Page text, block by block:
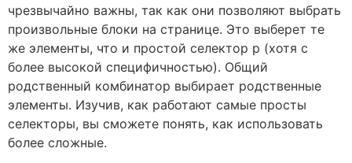
чрезвычайно важны, так как они позволяют выбрать
произвольные блоки на странице. Это выберет те
же элементы, что и простой селектор p (хотя с
более высокой специфичностью). Общий
родственный комбинатор выбирает родственные
элементы. Изучив, как работают самые просты
селекторы, вы сможете понять, как использовать
более сложные.